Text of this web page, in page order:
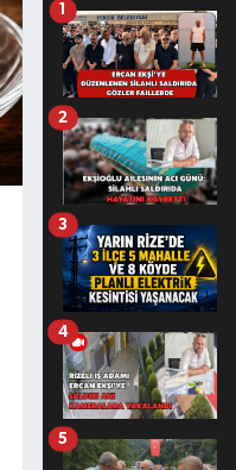
1
2
3
4
5